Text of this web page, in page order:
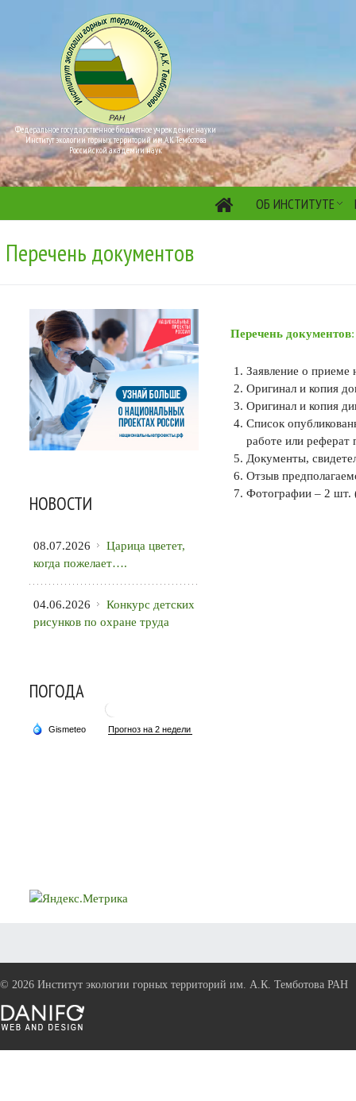
Федеральное государственное бюджетное учреждение науки
Институт экологии горных территорий им. А.К. Темботова
Российской академии наук
ОБ ИНСТИТУТЕ
Перечень документов
НОВОСТИ
08.07.2026
Царица цветет,
когда пожелает….
04.06.2026
Конкурс детских
рисунков по охране труда
ПОГОДА
Перечень документов:
Заявление о
Оригинал и копия
Оригинал и копия
Список
работе или реферат
Документы,
Отзыв
Фотографии – 2 шт.
© 2026 Институт экологии горных территорий им. А.К. Темботова РАН